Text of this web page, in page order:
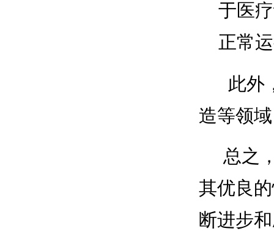
于医
正常
此外，
造等领
总之，
其优良
断进步